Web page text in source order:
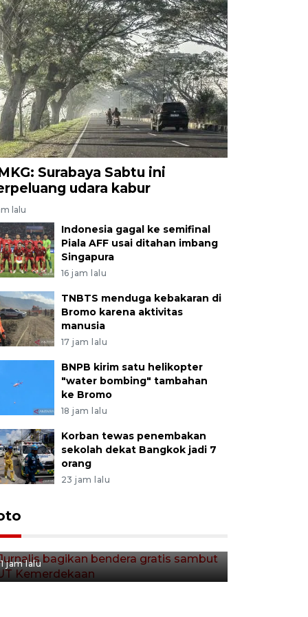
Surabaya Sabtu ini
udara kabur
lalu
Indonesia gagal ke semifinal
Piala AFF usai ditahan imbang
Singapura
16 jam lalu
TNBTS menduga kebakaran di
Bromo karena aktivitas
manusia
17 jam lalu
BNPB kirim satu helikopter
"water bombing" tambahan
ke Bromo
18 jam lalu
Korban tewas penembakan
sekolah dekat Bangkok jadi 7
orang
23 jam lalu
Jurnalis bagikan bendera
gratis sambut HUT
1 jam lalu